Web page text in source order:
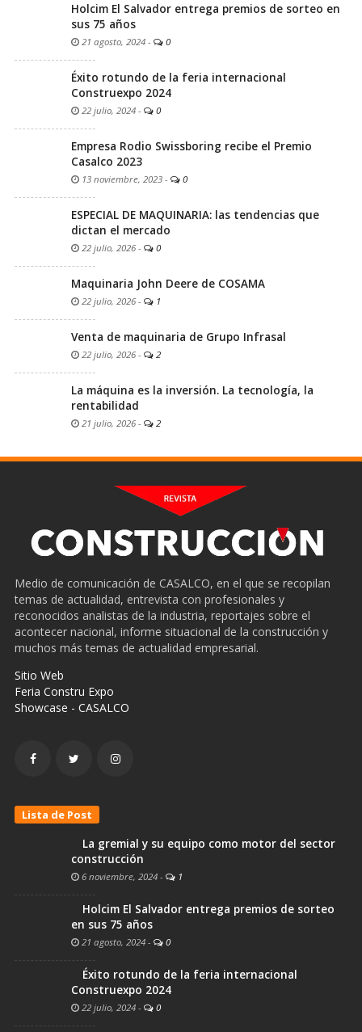
Holcim El Salvador entrega premios de sorteo en
sus 75 años
21 agosto, 2024 - 0
Éxito rotundo de la feria internacional
Construexpo 2024
22 julio, 2024 - 0
Empresa Rodio Swissboring recibe el Premio
Casalco 2023
13 noviembre, 2023 - 0
ESPECIAL DE MAQUINARIA: las tendencias que
dictan el mercado
22 julio, 2026 - 0
Maquinaria John Deere de COSAMA
22 julio, 2026 - 1
Venta de maquinaria de Grupo Infrasal
22 julio, 2026 - 2
La máquina es la inversión. La tecnología, la
rentabilidad
21 julio, 2026 - 2
Medio de comunicación de CASALCO, en el que se recopilan
temas de actualidad, entrevista con profesionales y
reconocidos analistas de la industria, reportajes sobre el
acontecer nacional, informe situacional de la construcción y
muchos más temas de actualidad empresarial.
Sitio Web
Feria Constru Expo
Showcase - CASALCO
Lista de Post
La gremial y su equipo como motor del sector
construcción
6 noviembre, 2024 - 1
Holcim El Salvador entrega premios de sorteo
en sus 75 años
21 agosto, 2024 - 0
Éxito rotundo de la feria internacional
Construexpo 2024
22 julio, 2024 - 0